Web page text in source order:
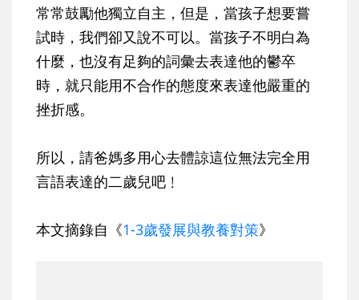
常常鼓勵他獨立自主，但是，當孩子想要嘗
試時，我們卻又說不可以。當孩子不明白為
什麼，也沒有足夠的詞彙去表達他的鬱卒
時，就只能用不合作的態度來表達他嚴重的
挫折感。
所以，請爸媽多用心去體諒這位無法完全用
言語表達的二歲兒吧﹗
本文摘錄自《1-3歲發展與教養對策》